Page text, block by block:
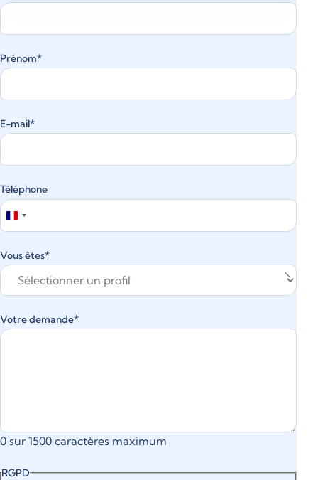
Prénom*
E-mail*
Téléphone
France
+33
Vous êtes*
Votre demande*
0 sur 1500 caractères maximum
RGPD